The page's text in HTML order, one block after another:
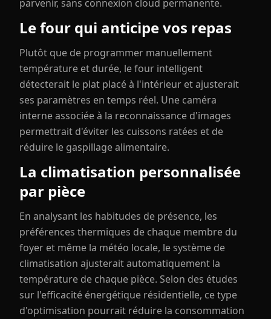
parvenir, sans connexion cloud permanente.
Le four qui anticipe vos repas
Plutôt que de programmer manuellement
température et durée, le four intelligent
détecterait le plat placé à l'intérieur et ajusterait
ses paramètres en temps réel. Une caméra
interne associée à la reconnaissance d'images
permettrait d'éviter les cuissons ratées et de
réduire le gaspillage alimentaire.
La climatisation personnalisée
par pièce
En analysant les habitudes de présence, les
préférences thermiques de chaque membre du
foyer et même la météo locale, le système de
climatisation ajusterait automatiquement la
température de chaque pièce. Selon des études
sur l'efficacité énergétique résidentielle, ce type
d'optimisation pourrait réduire la consommation